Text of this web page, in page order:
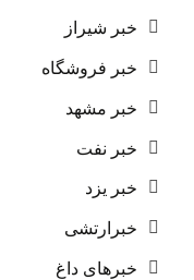
خبر شیراز
خبر فروشگاه
خبر مشهد
خبر نفت
خبر یزد
خبرارتشی
خبرهای داغ